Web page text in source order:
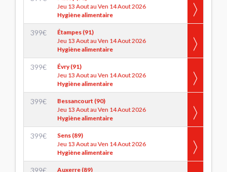
Jeu 13 Aout au Ven 14 Aout 2026
Hygiène alimentaire
399€
Étampes (91)
Jeu 13 Aout au Ven 14 Aout 2026
Hygiène alimentaire
399€
Évry (91)
Jeu 13 Aout au Ven 14 Aout 2026
Hygiène alimentaire
399€
Bessancourt (90)
Jeu 13 Aout au Ven 14 Aout 2026
Hygiène alimentaire
399€
Sens (89)
Jeu 13 Aout au Ven 14 Aout 2026
Hygiène alimentaire
399€
Auxerre (89)